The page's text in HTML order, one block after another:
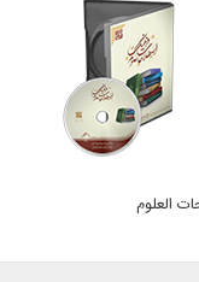
العلوم